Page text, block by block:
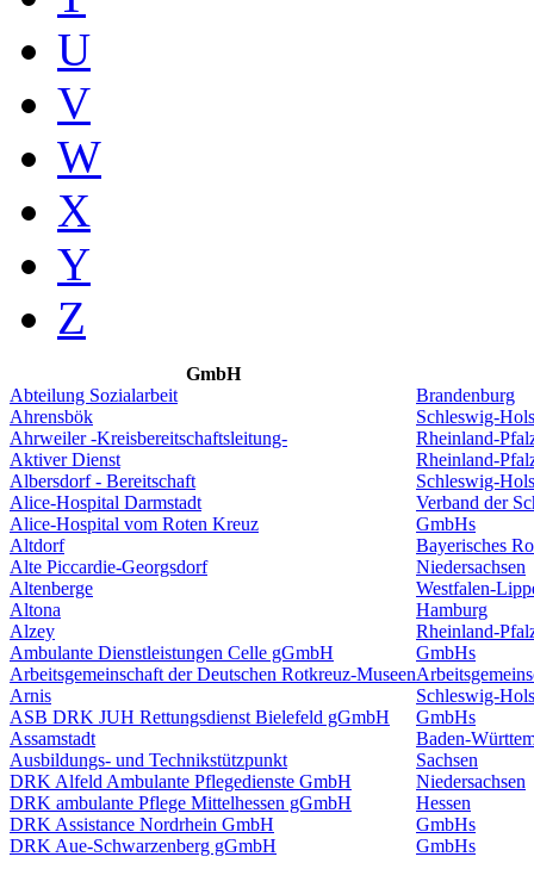
U
V
W
X
Y
Z
GmbH
Abteilung Sozialarbeit
Brandenburg
Ahrensbök
Schleswig-
Ahrweiler -Kreisbereitschaftsleitung-
Rheinland-
Aktiver Dienst
Rheinland-
Albersdorf - Bereitschaft
Schleswig-
Alice-Hospital Darmstadt
Verband der
Alice-Hospital vom Roten Kreuz
GmbHs
Altdorf
Bayerisches
Alte Piccardie-Georgsdorf
Niedersachsen
Altenberge
Westfalen-
Altona
Hamburg
Alzey
Rheinland-
Ambulante Dienstleistungen Celle gGmbH
GmbHs
Arbeitsgemeinschaft der Deutschen Rotkreuz-Museen
Arnis
Schleswig-
ASB DRK JUH Rettungsdienst Bielefeld gGmbH
GmbHs
Assamstadt
Baden-
Ausbildungs- und Technikstützpunkt
Sachsen
DRK Alfeld Ambulante Pflegedienste GmbH
Niedersachsen
DRK ambulante Pflege Mittelhessen gGmbH
Hessen
DRK Assistance Nordrhein GmbH
GmbHs
DRK Aue-Schwarzenberg gGmbH
GmbHs